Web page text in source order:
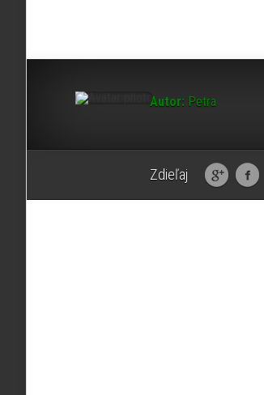
Autor: Petra
Zdieľaj